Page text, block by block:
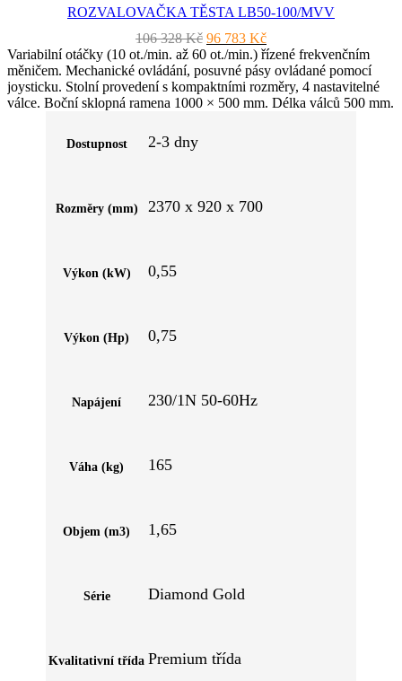
ROZVALOVAČKA TĚSTA LB50-100/MVV
106 328Kč Původní
cena
byla:
106
328 Kč.
96 783 KčAktuální
cena
je:
96
783 Kč.
Variabilní otáčky (10 ot./min. až 60 ot./min.) řízené frekvenčním
měničem. Mechanické ovládání, posuvné pásy ovládané pomocí
joysticku. Stolní provedení s kompaktními rozměry, 4 nastavitelné
válce. Boční sklopná ramena 1000 × 500 mm. Délka válců 500 mm.
Rychlost posuvu 35 m/min. Rozměry ve složeném stavu 380 × 920
× 1240 mm. Standardní výbava: sběrné nádoby pod pásy, 2 sběrné
Dostupnost 2-3 dny
Rozměry (mm) 2370 x 920 x 700
Výkon (kW) 0,55
Výkon (Hp) 0,75
Napájení 230/1N 50-60Hz
Váha (kg) 165
Objem (m3) 1,65
Série Diamond Gold
Kvalitativní třída Premium třída